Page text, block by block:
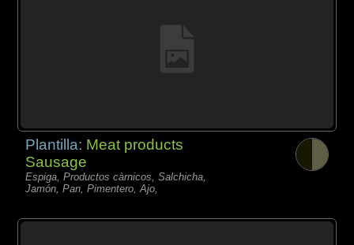
Plantilla: Meat products
Sausage
Espiga, Productos càrnicos, Salchicha,
Jamón, Pan, Pimentero, Ajo,